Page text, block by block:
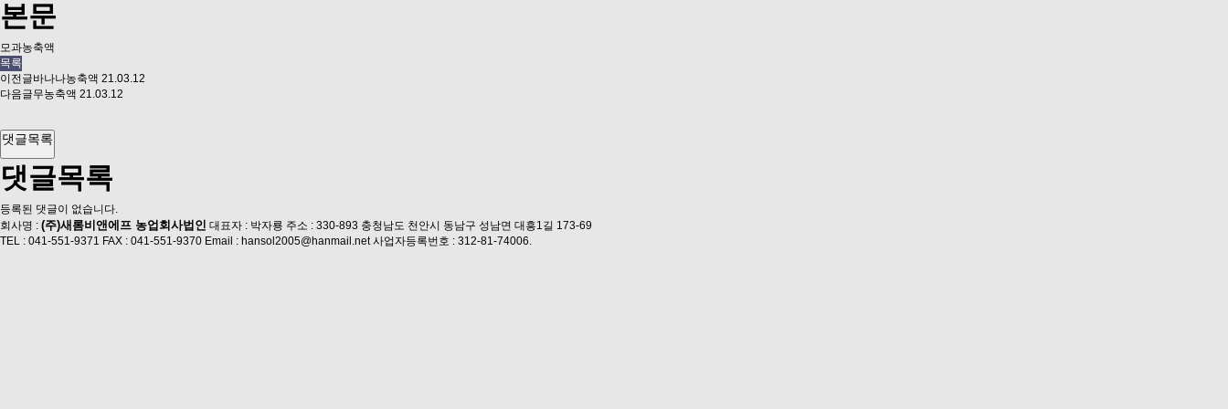
본문
모과농축액
목록
이전글바나나농축액 21.03.12
다음글무농축액 21.03.12
댓글목록
댓글목록
등록된 댓글이 없습니다.
회사명 : (주)새롬비앤에프 농업회사법인 대표자 : 박자룡 주소 : 330-893 충청남도 천안시 동남구 성남면 대흥1길 173-69
TEL : 041-551-9371 FAX : 041-551-9370 Email : hansol2005@hanmail.net 사업자등록번호 : 312-81-74006.